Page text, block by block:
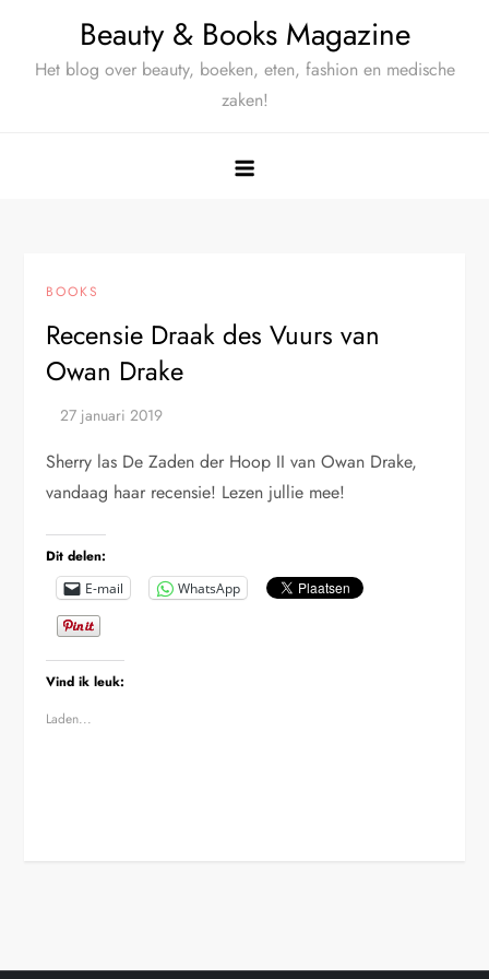
Beauty & Books Magazine
Het blog over beauty, boeken, eten, fashion en medische
zaken!
BOOKS
Recensie Draak des Vuurs van
Owan Drake
Sherry las De Zaden der Hoop II van Owan Drake,
vandaag haar recensie! Lezen jullie mee!
Dit delen:
E-mail WhatsApp
Vind ik leuk:
Laden...